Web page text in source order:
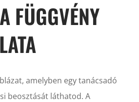
FÜGGVÉNY
amelyben egy tanácsadó
beosztását láthatod. A